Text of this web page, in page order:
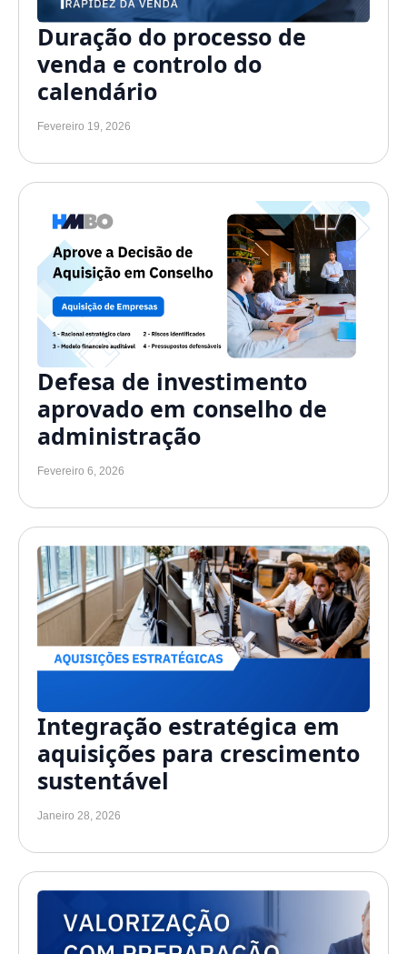
Duração do processo de
venda e controlo do
calendário
Fevereiro 19, 2026
Defesa de investimento
aprovado em conselho de
administração
Fevereiro 6, 2026
Integração estratégica em
aquisições para crescimento
sustentável
Janeiro 28, 2026